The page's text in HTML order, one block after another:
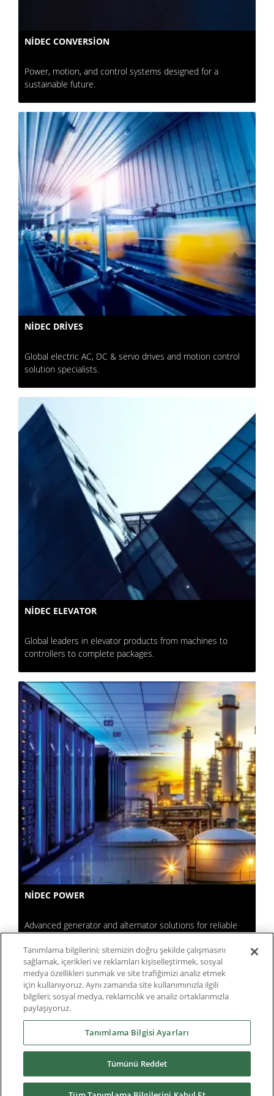
NIDEC CONVERSION
Power, motion, and control systems designed for a
sustainable future.
NIDEC DRIVES
Global electric AC, DC & servo drives and motion control
solution specialists.
NIDEC ELEVATOR
Global leaders in elevator products from machines to
controllers to complete packages.
NIDEC POWER
Advanced generator and alternator solutions for reliable
Tanımlama bilgilerini; sitemizin doğru şekilde çalışmasını
sağlamak, içerikleri ve reklamları kişiselleştirmek, sosyal
medya özellikleri sunmak ve site trafiğimizi analiz etmek
için kullanıyoruz. Aynı zamanda site kullanımınızla ilgili
bilgileri; sosyal medya, reklamcılık ve analiz ortaklarımızla
paylaşıyoruz.
Tanımlama Bilgisi Ayarları
Tümünü Reddet